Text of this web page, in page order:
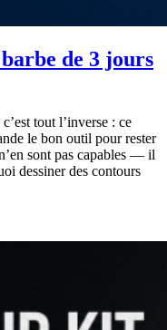
de 3 jours
tout l’inverse : ce
le bon outil pour rester
sont pas capables — il
dessiner des contours